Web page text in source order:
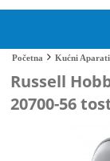
Početna Kućni Aparati
Russell
20700-56